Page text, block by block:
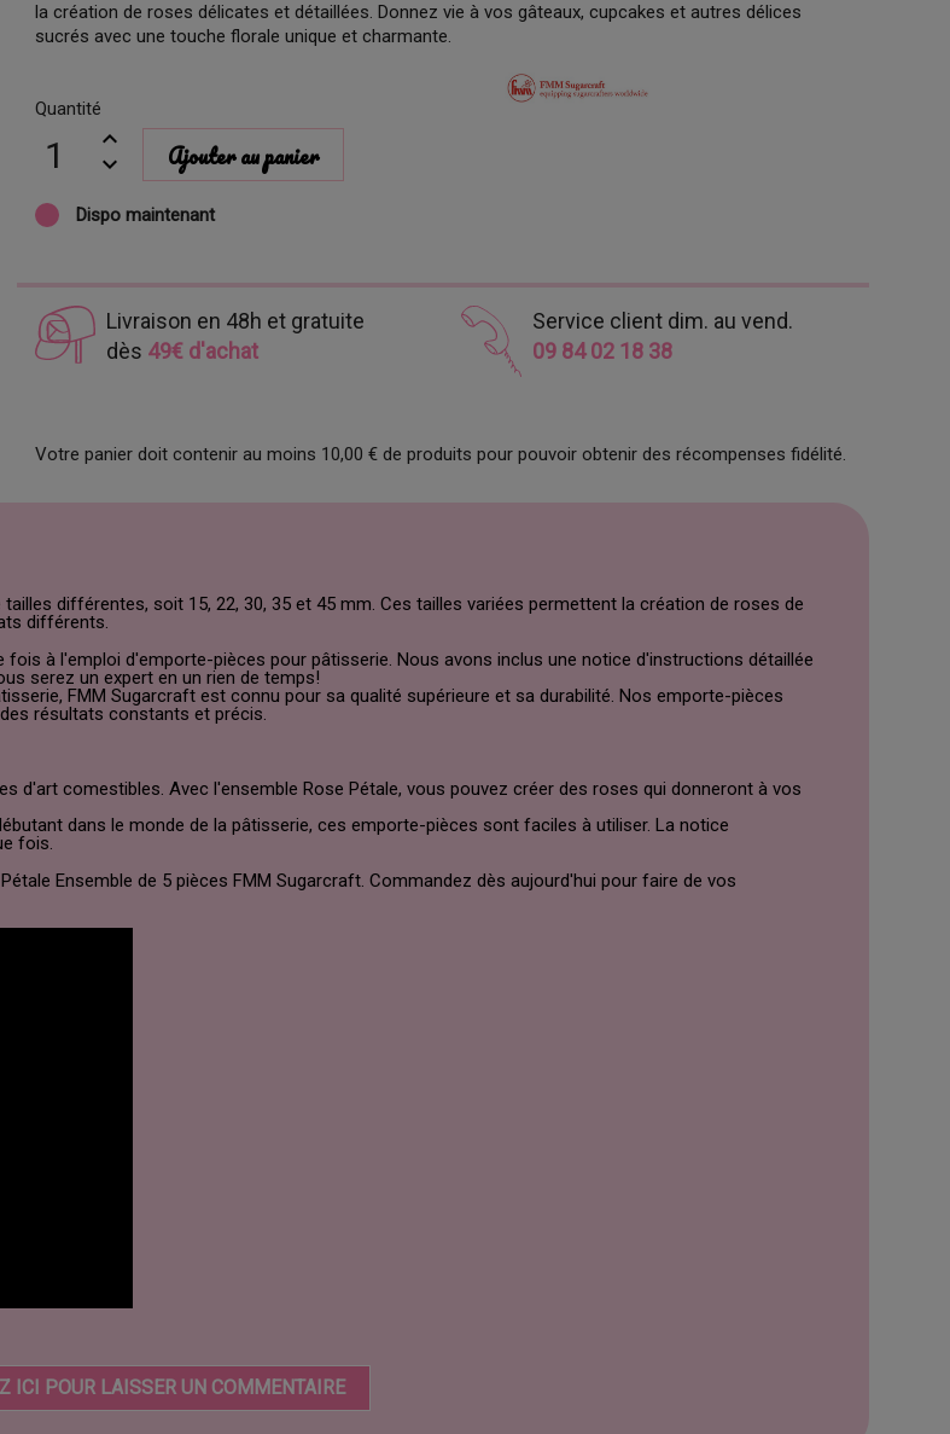
la création de roses délicates et détaillées. Donnez vie à vos gâteaux, cupcakes et autres délices
sucrés avec une touche florale unique et charmante.
Quantité
Ajouter au panier
Dispo maintenant
Livraison en 48h et gratuite
dès 49€ d'achat
Service client dim. au vend.
09 84 02 18 38
Votre panier doit contenir au moins 10,00 € de produits pour pouvoir obtenir des récompenses fidélité.
différentes, soit 15, 22, 30, 35 et 45 mm. Ces tailles variées permettent la création de roses de
différents.
à l'emploi d'emporte-pièces pour pâtisserie. Nous avons inclus une notice d'instructions détaillée
serez un expert en un rien de temps!
FMM Sugarcraft est connu pour sa qualité supérieure et sa durabilité. Nos emporte-pièces
résultats constants et précis.
d'art comestibles. Avec l'ensemble Rose Pétale, vous pouvez créer des roses qui donneront à vos
dans le monde de la pâtisserie, ces emporte-pièces sont faciles à utiliser. La notice
fois.
Ensemble de 5 pièces FMM Sugarcraft. Commandez dès aujourd'hui pour faire de vos
ICI POUR LAISSER UN COMMENTAIRE